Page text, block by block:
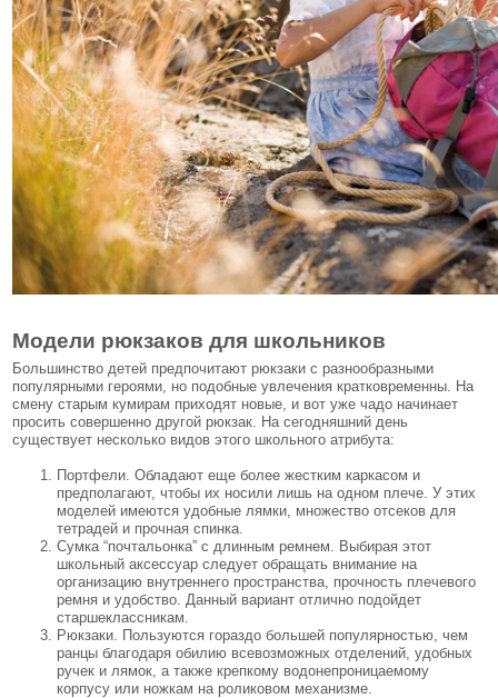
Модели рюкзаков для школьников
Большинство детей предпочитают рюкзаки с разнообразными
популярными героями, но подобные увлечения кратковременны. На
смену старым кумирам приходят новые, и вот уже чадо начинает
просить совершенно другой рюкзак. На сегодняшний день
существует несколько видов этого школьного атрибута:
Портфели. Обладают еще более жестким каркасом и
предполагают, чтобы их носили лишь на одном плече. У этих
моделей имеются удобные лямки, множество отсеков для
тетрадей и прочная спинка.
Сумка “почтальонка” с длинным ремнем. Выбирая этот
школьный аксессуар следует обращать внимание на
организацию внутреннего пространства, прочность плечевого
ремня и удобство. Данный вариант отлично подойдет
старшеклассникам.
Рюкзаки. Пользуются гораздо большей популярностью, чем
ранцы благодаря обилию всевозможных отделений, удобных
ручек и лямок, а также крепкому водонепроницаемому
корпусу или ножкам на роликовом механизме.